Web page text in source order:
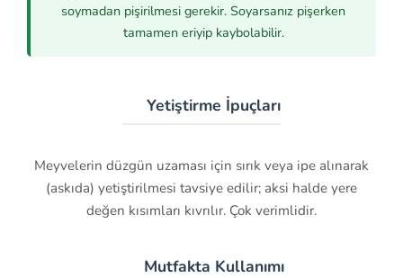
soymadan pişirilmesi gerekir. Soyarsanız pişerken
tamamen eriyip kaybolabilir.
🌱 Yetiştirme İpuçları
Meyvelerin düzgün uzaması için sırık veya ipe alınarak
(askıda) yetiştirilmesi tavsiye edilir; aksi halde yere
değen kısımları kıvrılır. Çok verimlidir.
🍽️ Mutfakta Kullanımı